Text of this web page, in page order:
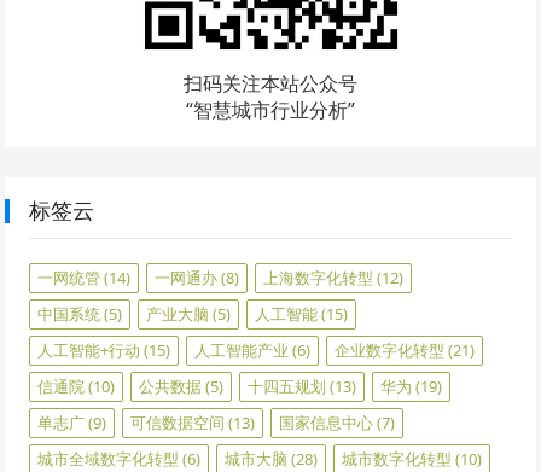
扫码关注本站公众号
“智慧城市行业分析”
标签云
一网统管(14) 一网通办(8) 上海数字化转型 (12)
中国系统(5) 产业大脑 (5) 人工智能(15)
人工智能+行动 (15) 人工智能产业 (6) 企业数字化转型 (21)
信通院(10) 公共数据(5) 十四五规划 (13) 华为 (19)
单志广(9) 可信数据空间 (13) 国家信息中心(7)
城市全域数字化转型 (6) 城市大脑 (28) 城市数字化转型 (10)